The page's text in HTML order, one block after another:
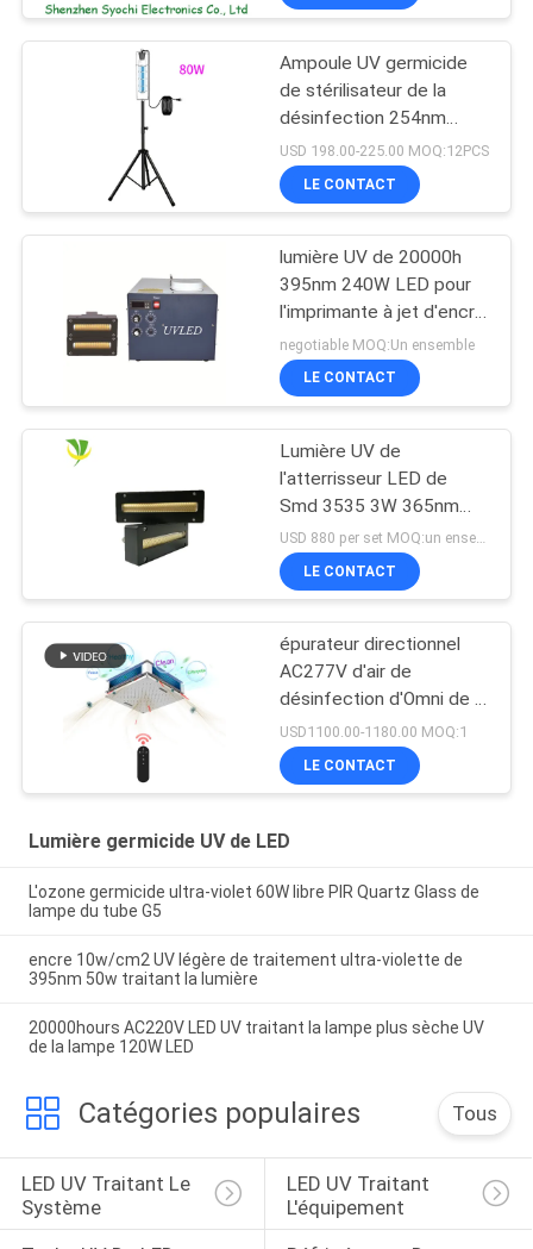
Ampoule UV germicide
de stérilisateur de la
désinfection 254nm
bactéricide UV-C
portative de lumière UV
USD 198.00-225.00 MOQ:12PCS
LE CONTACT
lumière UV de 20000h
395nm 240W LED pour
l'imprimante à jet d'encre
Machine
negotiable MOQ:Un ensemble
LE CONTACT
Lumière UV de
l'atterrisseur LED de
Smd 3535 3W 365nm
385nm 395nm 405nm
USD 880 per set MOQ:un ensemble
LE CONTACT
épurateur directionnel
AC277V d'air de
désinfection d'Omni de la
lampe 150W UV
germicide
USD1100.00-1180.00 MOQ:1
LE CONTACT
Lumière germicide UV de LED
L'ozone germicide ultra-violet 60W libre PIR Quartz Glass de
lampe du tube G5
encre 10w/cm2 UV légère de traitement ultra-violette de
395nm 50w traitant la lumière
20000hours AC220V LED UV traitant la lampe plus sèche UV
de la lampe 120W LED
Catégories populaires Tous
LED UV Traitant Le
Système
LED UV Traitant
L'équipement